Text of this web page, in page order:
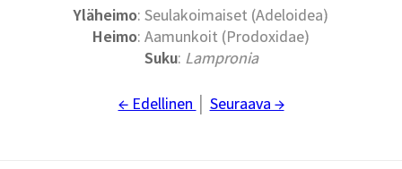
Yläheimo: Seulakoimaiset (Adeloidea)
Heimo: Aamunkoit (Prodoxidae)
Suku: Lampronia
← Edellinen Seuraava →